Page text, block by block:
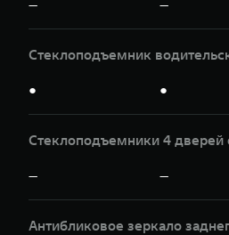
— —
Стеклоподъемник
● ●
Стеклоподъемники 4 дверей
— —
Антибликовое зеркало